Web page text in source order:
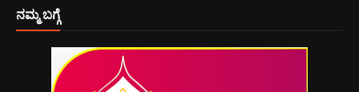
ನಮ್ಮ ಬಗ್ಗೆ